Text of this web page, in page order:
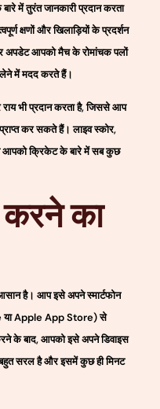
में तुरंत जानकारी प्रदान करता
क्षणों और खिलाड़ियों के प्रदर्शन
अपडेट आपको मैच के रोमांचक पलों
में मदद करते हैं।
भी प्रदान करता है, जिससे आप
कर सकते हैं। लाइव स्कोर,
आपको क्रिकेट के बारे में सब कुछ
का
है। आप इसे अपने स्मार्टफोन
या Apple App Store) से
के बाद, आपको इसे अपने डिवाइस
बहुत सरल है और इसमें कुछ ही मिनट